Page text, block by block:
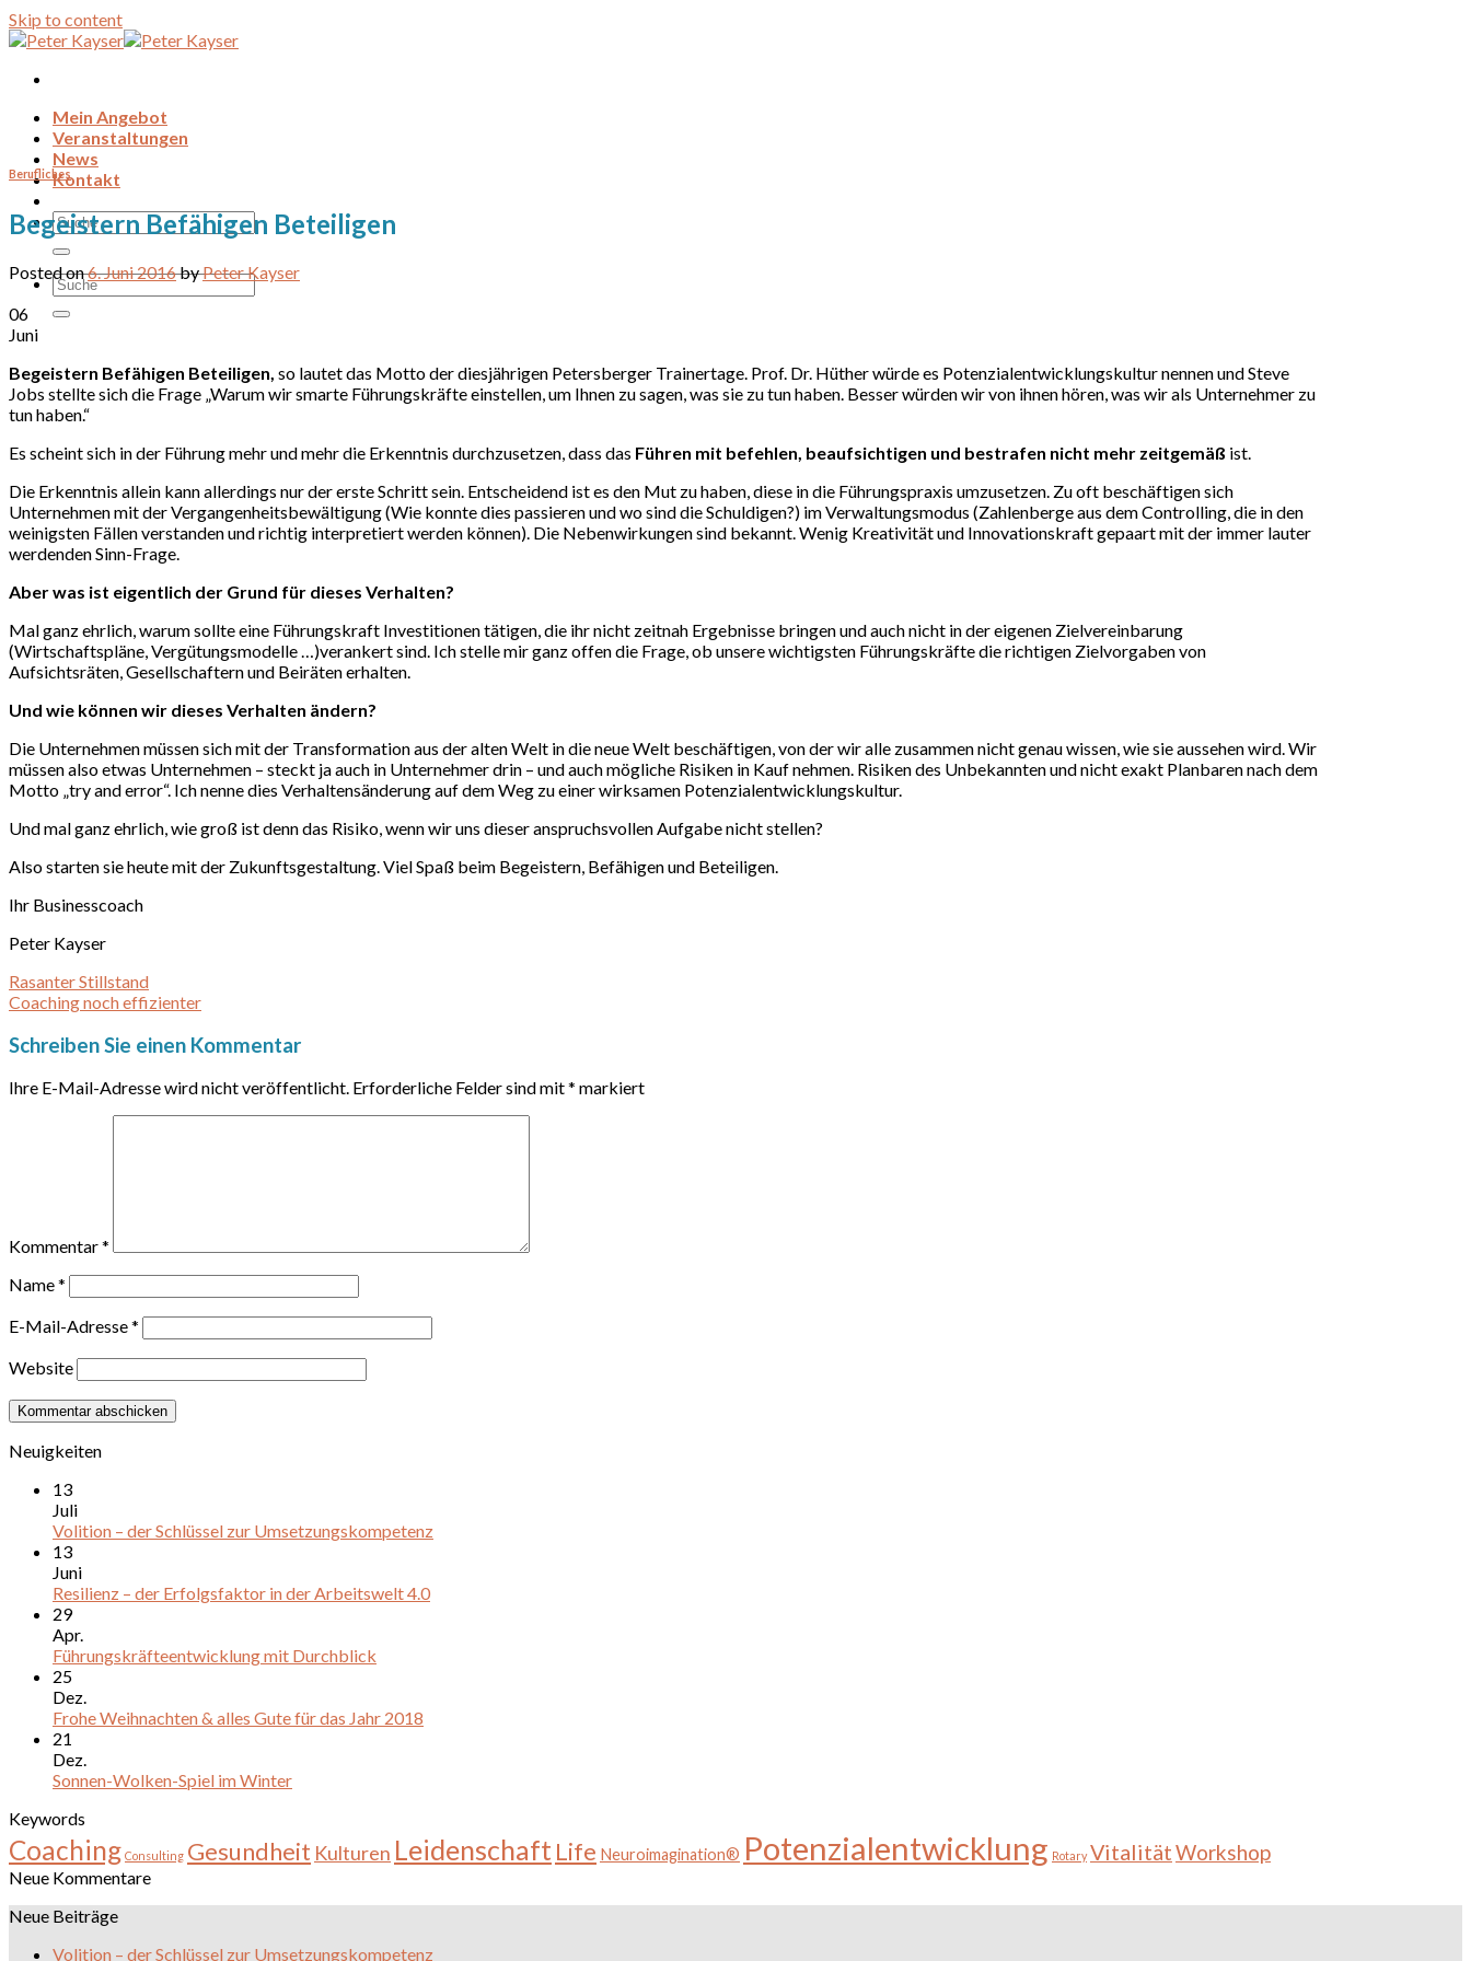
Skip to content
Mein Angebot
Veranstaltungen
News
Kontakt
Berufliches
Begeistern Befähigen Beteiligen
Posted on6. Juni 2016byPeter Kayser
06
Juni
Begeistern Befähigen Beteiligen, so lautet das Motto der diesjährigen Petersberger Trainertage. Prof. Dr. Hüther würde es Potenzialentwicklungskultur nennen und Steve
Jobs stellte sich die Frage „Warum wir smarte Führungskräfte einstellen, um Ihnen zu sagen, was sie zu tun haben. Besser würden wir von ihnen hören, was wir als Unternehmer zu
tun haben.“
Es scheint sich in der Führung mehr und mehr die Erkenntnis durchzusetzen, dass das Führen mit befehlen, beaufsichtigen und bestrafen nicht mehr zeitgemäß ist.
Die Erkenntnis allein kann allerdings nur der erste Schritt sein. Entscheidend ist es den Mut zu haben, diese in die Führungspraxis umzusetzen. Zu oft beschäftigen sich
Unternehmen mit der Vergangenheitsbewältigung (Wie konnte dies passieren und wo sind die Schuldigen?) im Verwaltungsmodus (Zahlenberge aus dem Controlling, die in den
weinigsten Fällen verstanden und richtig interpretiert werden können). Die Nebenwirkungen sind bekannt. Wenig Kreativität und Innovationskraft gepaart mit der immer lauter
werdenden Sinn-Frage.
Aber was ist eigentlich der Grund für dieses Verhalten?
Mal ganz ehrlich, warum sollte eine Führungskraft Investitionen tätigen, die ihr nicht zeitnah Ergebnisse bringen und auch nicht in der eigenen Zielvereinbarung
(Wirtschaftspläne, Vergütungsmodelle …)verankert sind. Ich stelle mir ganz offen die Frage, ob unsere wichtigsten Führungskräfte die richtigen Zielvorgaben von
Aufsichtsräten, Gesellschaftern und Beiräten erhalten.
Und wie können wir dieses Verhalten ändern?
Die Unternehmen müssen sich mit der Transformation aus der alten Welt in die neue Welt beschäftigen, von der wir alle zusammen nicht genau wissen, wie sie aussehen wird. Wir
müssen also etwas Unternehmen – steckt ja auch in Unternehmer drin – und auch mögliche Risiken in Kauf nehmen. Risiken des Unbekannten und nicht exakt Planbaren nach dem
Motto „try and error“. Ich nenne dies Verhaltensänderung auf dem Weg zu einer wirksamen Potenzialentwicklungskultur.
Und mal ganz ehrlich, wie groß ist denn das Risiko, wenn wir uns dieser anspruchsvollen Aufgabe nicht stellen?
Also starten sie heute mit der Zukunftsgestaltung. Viel Spaß beim Begeistern, Befähigen und Beteiligen.
Ihr Businesscoach
Peter Kayser
Rasanter Stillstand
Coaching noch effizienter
Schreiben Sie einen Kommentar
Ihre E-Mail-Adresse wird nicht veröffentlicht. Erforderliche Felder sind mit* markiert
Kommentar*
Name*
E-Mail-Adresse*
Website
Neuigkeiten
13
Juli
Volition – der Schlüssel zur Umsetzungskompetenz
13
Juni
Resilienz – der Erfolgsfaktor in der Arbeitswelt 4.0
29
Apr.
Führungskräfteentwicklung mit Durchblick
25
Dez.
Frohe Weihnachten & alles Gute für das Jahr 2018
21
Dez.
Sonnen-Wolken-Spiel im Winter
Keywords
Coaching Consulting Gesundheit Kulturen Leidenschaft Life Neuroimagination® Potenzialentwicklung Rotary VitalitätWorkshop
Neue Kommentare
Neue Beiträge
Volition – der Schlüssel zur Umsetzungskompetenz